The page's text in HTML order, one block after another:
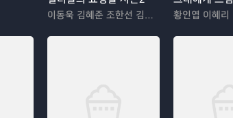
이동욱 김혜준 조한선 김해나 황인엽 이혜리